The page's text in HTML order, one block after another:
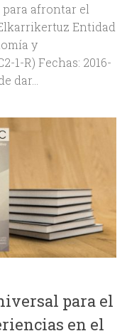
afrontar el
Entidad
y
1-R) Fechas: 2016-
dar...
para el
en el